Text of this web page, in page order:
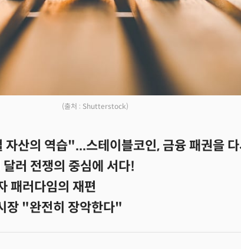
(출처 : Shutterstock)
자산의 역습"...스테이블코인, 금융 패권을
러 전쟁의 중심에 서다!
패러다임의 재편
장 "완전히 장악한다"